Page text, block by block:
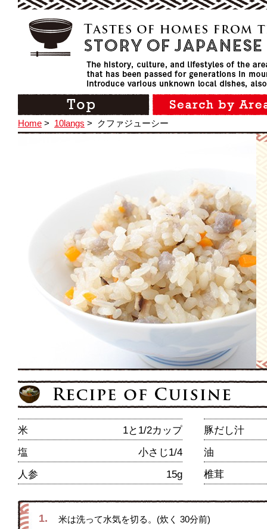
Home > 10langs > クファジューシー
米 1と1/2カップ
豚だし汁
塩
小さじ1/4
油
人参
15g 椎茸
1. 米は洗って水気を切る。(炊く 30分前)